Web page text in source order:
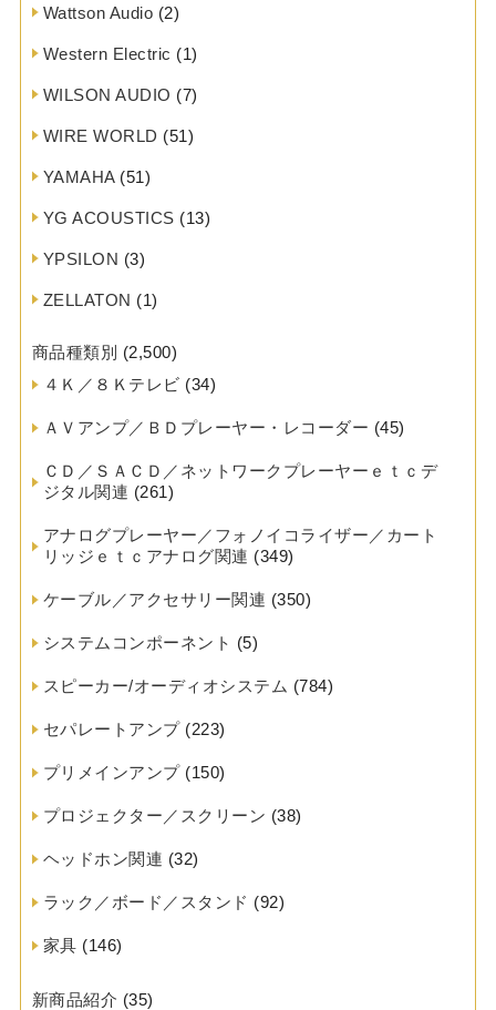
Wattson Audio (2)
Western Electric (1)
WILSON AUDIO (7)
WIRE WORLD (51)
YAMAHA(51)
YG ACOUSTICS (13)
YPSILON (3)
ZELLATON (1)
商品種類別 (2,500)
４Ｋ／８Ｋテレビ (34)
ＡＶアンプ／ＢＤプレーヤー・レコーダー (45)
ＣＤ／ＳＡＣＤ／ネットワークプレーヤーｅｔｃデ
ジタル関連 (261)
アナログプレーヤー／フォノイコライザー／カート
リッジｅｔｃアナログ関連 (349)
ケーブル／アクセサリー関連 (350)
システムコンポーネント (5)
スピーカー/オーディオシステム (784)
セパレートアンプ(223)
プリメインアンプ(150)
プロジェクター／スクリーン (38)
ヘッドホン関連 (32)
ラック／ボード／スタンド (92)
家具 (146)
新商品紹介 (35)